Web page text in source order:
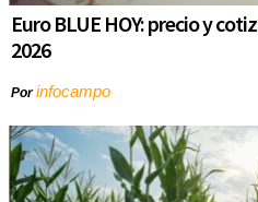
Euro BLUE HOY: precio y
2026
Porinfocampo